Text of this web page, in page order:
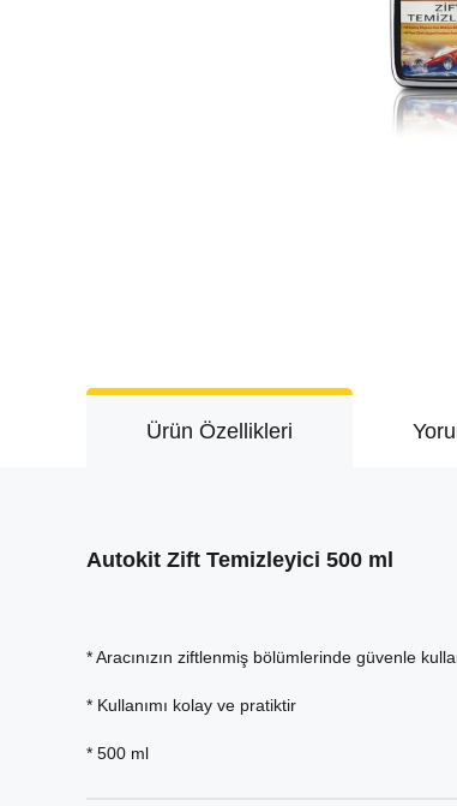
Ürün Özellikleri
Autokit Zift Temizleyici 500 ml
* Aracınızın ziftlenmiş bölümlerinde güvenle
* Kullanımı kolay ve pratiktir
* 500 ml